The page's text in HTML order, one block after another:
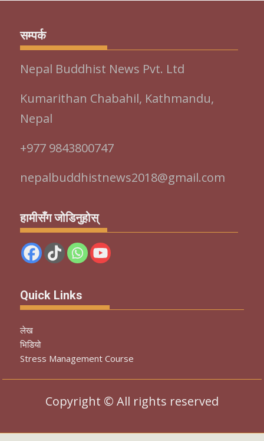
सम्पर्क
Nepal Buddhist News Pvt. Ltd
Kumarithan Chabahil, Kathmandu,
Nepal
+977 9843800747
nepalbuddhistnews2018@gmail.com
हामीसँग जोडिनुहोस्
Quick Links
लेख
भिडियो
Stress Management Course
Copyright © All rights reserved